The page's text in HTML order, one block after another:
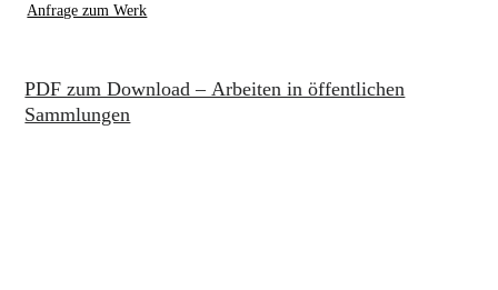
Anfrage zum Werk
PDF zum Download – Arbeiten in öffentlichen
Sammlungen